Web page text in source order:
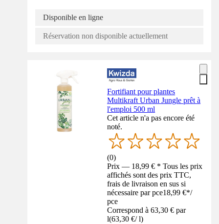
Disponible en ligne
Réservation non disponible actuellement
Fortifiant pour plantes
Multikraft Urban Jungle prêt à
l'emploi 500 ml
Cet article n'a pas encore été
noté.
(0)
Prix — 18,99 € * Tous les prix
affichés sont des prix TTC,
frais de livraison en sus si
nécessaire par pce18,99 €*/
pce
Correspond à 63,30 € par
l(63,30 €/ l)